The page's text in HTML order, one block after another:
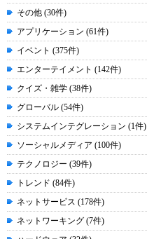
その他 (30件)
アプリケーション (61件)
イベント (375件)
エンターテイメント (142件)
クイズ・雑学 (38件)
グローバル (54件)
システムインテグレーション (1件)
ソーシャルメディア (100件)
テクノロジー (39件)
トレンド (84件)
ネットサービス (178件)
ネットワーキング (7件)